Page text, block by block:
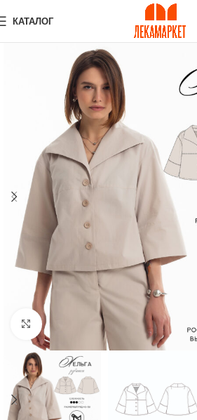
КАТАЛОГ
Нажмите, чтобы увеличить